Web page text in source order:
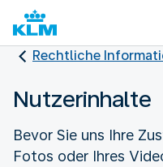
Rechtliche
Nutzerinhalte
Bevor Sie uns Ihre
Fotos oder Ihres